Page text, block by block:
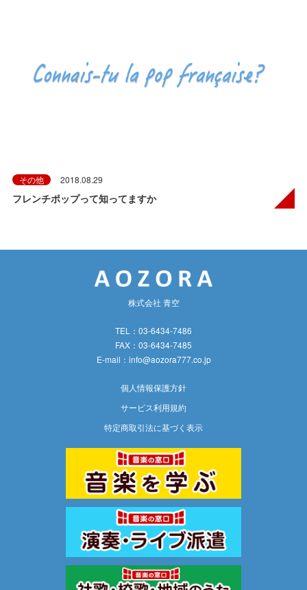
その他 2018.08.29
フレンチポップって知ってますか
株式会社 青空
TEL：03-6434-7486
FAX：03-6434-7485
E-mail： info@aozora777.co.jp
個人情報保護方針
サービス利用規約
特定商取引法に基づく表示